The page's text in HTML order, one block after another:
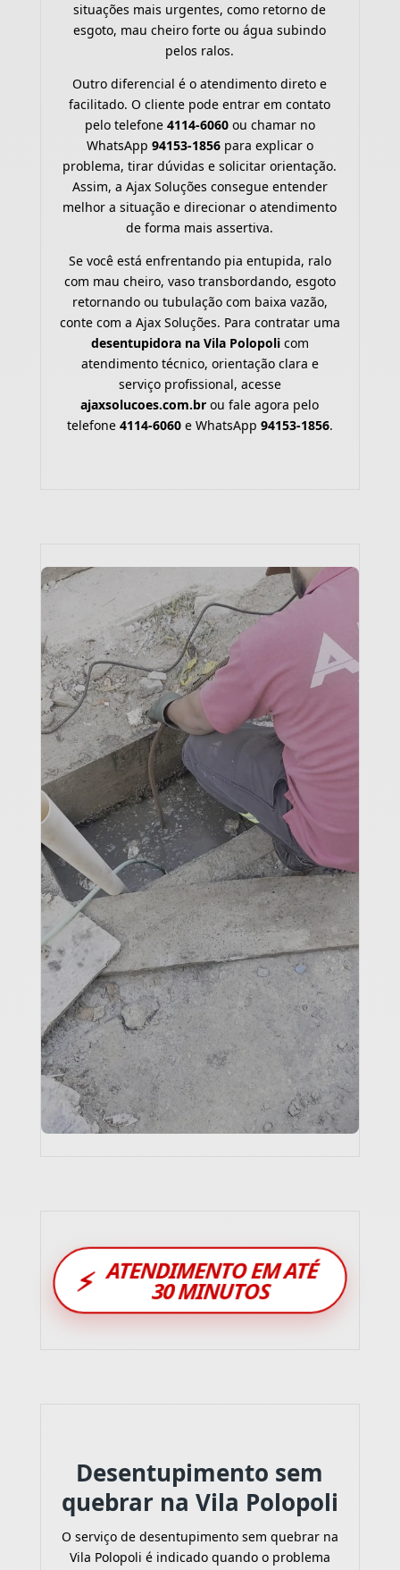
situações mais urgentes, como retorno de
esgoto, mau cheiro forte ou água subindo
pelos ralos.
Outro diferencial é o atendimento direto e
facilitado. O cliente pode entrar em contato
pelo telefone 4114-6060ou chamar no
WhatsApp 94153-1856para explicar o
problema, tirar dúvidas e solicitar orientação.
Assim, a Ajax Soluções consegue entender
melhor a situação e direcionar o atendimento
de forma mais assertiva.
Se você está enfrentando pia entupida, ralo
com mau cheiro, vaso transbordando, esgoto
retornando ou tubulação com baixa vazão,
conte com a Ajax Soluções. Para contratar uma
desentupidora na Vila Polopolicom
atendimento técnico, orientação clara e
serviço profissional, acesse
ajaxsolucoes.com.br ou fale agora pelo
telefone 4114-6060e WhatsApp 94153-1856.
⚡ ATENDIMENTO EM ATÉ
30 MINUTOS
Desentupimento sem
quebrar na Vila Polopoli
O serviço de desentupimento sem quebrar na
Vila Polopoli é indicado quando o problema